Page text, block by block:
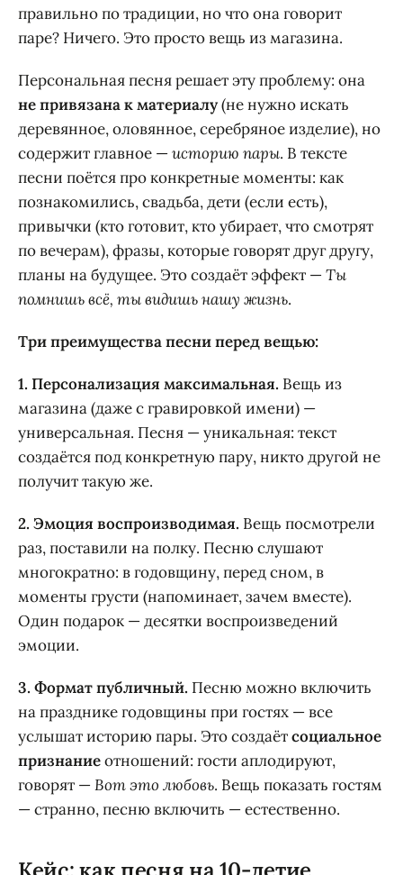
правильно по традиции, но что она говорит
паре? Ничего. Это просто вещь из магазина.
Персональная песня решает эту проблему: она
не привязана к материалу(не нужно искать
деревянное, оловянное, серебряное изделие), но
содержит главное —историю пары. В тексте
песни поётся про конкретные моменты: как
познакомились, свадьба, дети (если есть),
привычки (кто готовит, кто убирает, что смотрят
по вечерам), фразы, которые говорят друг другу,
планы на будущее. Это создаёт эффект —Ты
помнишь всё, ты видишь нашу жизнь.
Три преимущества песни перед вещью:
1. Персонализация максимальная. Вещь из
магазина (даже с гравировкой имени) —
универсальная. Песня — уникальная: текст
создаётся под конкретную пару, никто другой не
получит такую же.
2. Эмоция воспроизводимая. Вещь посмотрели
раз, поставили на полку. Песню слушают
многократно: в годовщину, перед сном, в
моменты грусти (напоминает, зачем вместе).
Один подарок — десятки воспроизведений
эмоции.
3. Формат публичный. Песню можно включить
на празднике годовщины при гостях — все
услышат историю пары. Это создаётсоциальное
признаниеотношений: гости аплодируют,
говорят —Вот это любовь. Вещь показать гостям
— странно, песню включить — естественно.